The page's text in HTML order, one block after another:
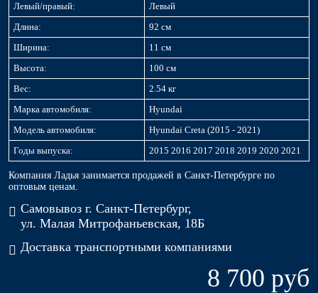
Левый/правый:
Левый
Длина:
92 см
Ширина:
11 см
Высота:
100 см
Вес:
2.54 кг
Марка автомобиля:
Hyundai
Модель автомобиля:
Hyundai Creta (2015 - 2021)
Годы выпуска:
2015 2016 2017 2018 2019 2020 2021
Компания Ладья занимается продажей в Санкт-Петербурге по
оптовым ценам.
Самовывоз г. Санкт-Петербург,
ул. Малая Митрофаньевская, 18Б
Доставка транспортными компаниями
8 700 руб